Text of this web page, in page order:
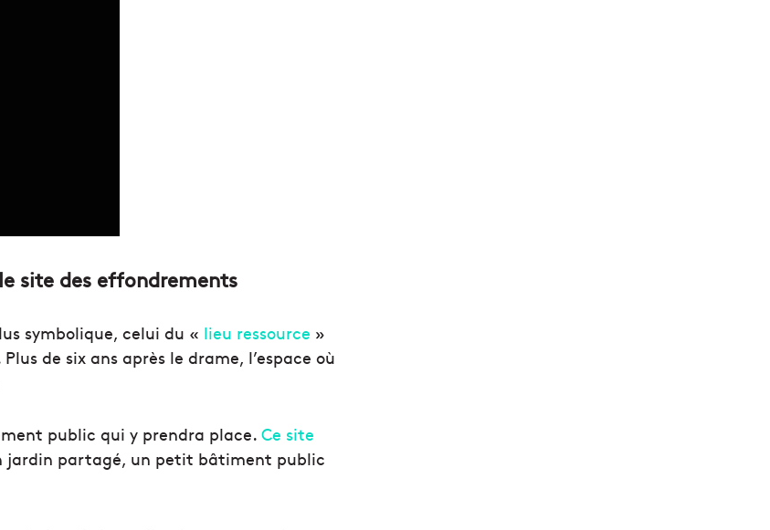
site des effondrements
symbolique, celui du « lieu ressource »
de six ans après le drame, l’espace où
public qui y prendra place. Ce site
jardin partagé, un petit bâtiment public